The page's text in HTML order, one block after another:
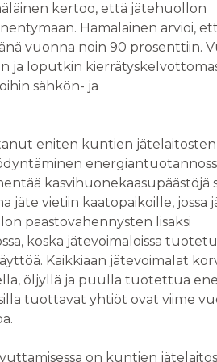
kertoo, että jätehuollon
Hämäläinen arvioi,
vuonna noin 90 prosenttiin.
ja loputkin
sähkön- ja
eniten kuntien jätelaitosten
kasvihuonekaasupäästöjä
jäte vietiin kaatopaikoille, jossa
päästövähennysten lisäksi
koska jätevoimaloissa
Kaikkiaan jätevoimalat
öljyllä ja puulla tuotettua
tuottavat yhtiöt ovat viime
on kuntien